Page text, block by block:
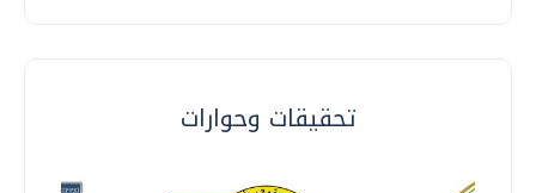
تحقيقات وحوارات